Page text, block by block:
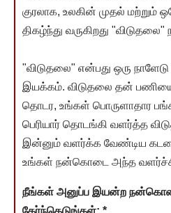
குரலாக, உலகின் முதல் மற்றும்
திகழ்ந்து வருகிறது "விடுதலை"
"விடுதலை" என்பது ஒரு
இயக்கம். விடுதலை தன்
தொடர, உங்கள் பொருளாதார
பெரியார் தொடங்கி வளர்த்த
இன்னும் வளர்க்க வேண்டிய
உங்கள் நன்கொடை அந்த
நீங்கள் அனுப்ப இயன்ற
தேர்ந்தெடுங்கள்: *